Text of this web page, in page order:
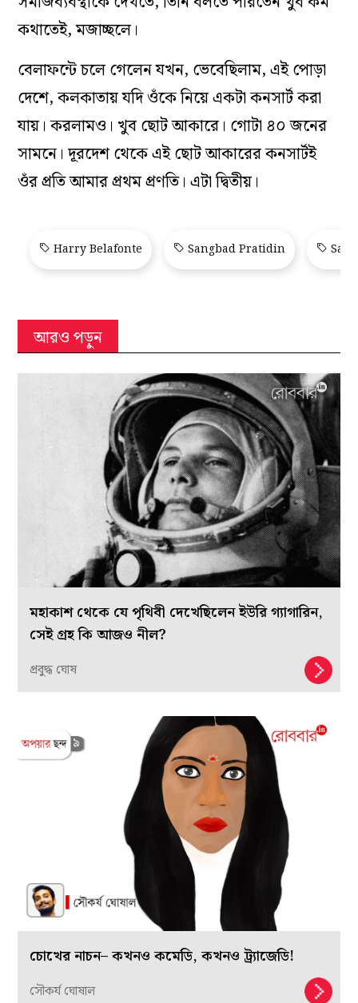
কথাতেই, মজাচ্ছলে।
বেলাফন্টে চলে গেলেন যখন, ভেবেছিলাম, এই পোড়া
দেশে, কলকাতায় যদি ওঁকে নিয়ে একটা কনসার্ট করা
যায়। করলামও। খুব ছোট আকারে। গোটা ৪০ জনের
সামনে। দূরদেশ থেকে এই ছোট আকারের কনসার্টই
ওঁর প্রতি আমার প্রথম প্রণতি। এটা দ্বিতীয়।
Harry Belafonte Sangbad Pratidin
আরও পড়ুন
মহাকাশ থেকে যে পৃথিবী দেখেছিলেন ইউরি গ্যাগারিন,
সেই গ্রহ কি আজও নীল?
প্রবুদ্ধ ঘোষ
চোখের নাচন– কখনও কমেডি, কখনও ট্র্যাজেডি!
সৌকর্য ঘোষাল